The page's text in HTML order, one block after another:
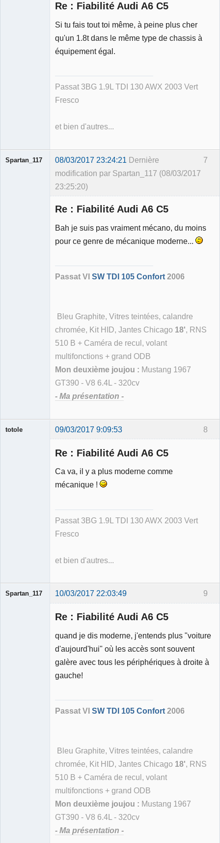
Re : Fiabilité Audi A6 C5
Si tu fais tout toi même, à peine plus cher
qu'un 1.8t dans le même type de chassis à
équipement égal.
Passat 3BG 1.9L TDI 130 AWX 2003 Vert
Fresco
et bien d'autres...
7
Spartan_117 08/03/2017 23:24:21 Dernière
modification par Spartan_117 (08/03/2017
23:25:20)
Re : Fiabilité Audi A6 C5
Bah je suis pas vraiment mécano, du moins
pour ce genre de mécanique moderne...
Passat VI SW TDI 105 Confort 2006
Bleu Graphite, Vitres teintées, calandre
chromée, Kit HID, Jantes Chicago 18', RNS
510 B + Caméra de recul, volant
multifonctions + grand ODB
Mon deuxième joujou : Mustang 1967
GT390 - V8 6.4L - 320cv
- Ma présentation -
8
totole 09/03/2017 9:09:53
Re : Fiabilité Audi A6 C5
Ca va, il y a plus moderne comme
mécanique !
Passat 3BG 1.9L TDI 130 AWX 2003 Vert
Fresco
et bien d'autres...
9
Spartan_117 10/03/2017 22:03:49
Re : Fiabilité Audi A6 C5
quand je dis moderne, j'entends plus "voiture
d'aujourd'hui" où les accès sont souvent
galère avec tous les périphériques à droite à
gauche!
Passat VI SW TDI 105 Confort 2006
Bleu Graphite, Vitres teintées, calandre
chromée, Kit HID, Jantes Chicago 18', RNS
510 B + Caméra de recul, volant
multifonctions + grand ODB
Mon deuxième joujou : Mustang 1967
GT390 - V8 6.4L - 320cv
- Ma présentation -